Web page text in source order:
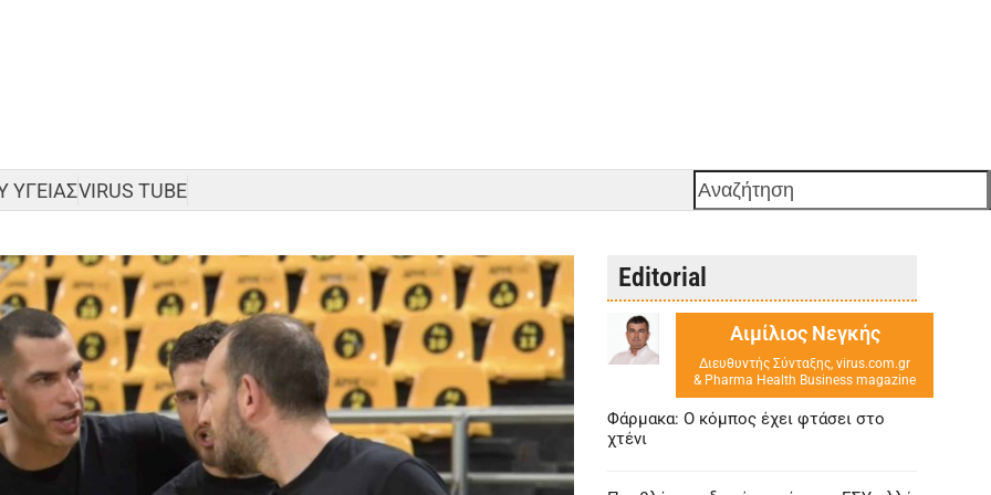
ΥΓΕΙΑΣVIRUS TUBE Αναζήτηση
Editorial
Αιμίλιος Νεγκής
Διευθυντής Σύνταξης, virus.com.gr
& Pharma Health Business magazine
Φάρμακα: Ο κόμπος έχει φτάσει στο
χτένι